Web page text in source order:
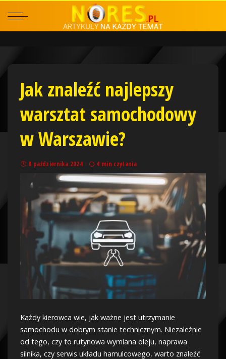
Jak znaleźć najlepszy
warsztat samochodowy
w Warszawie?
8 października 2024 4 min czytania
Każdy kierowca wie, jak ważne jest utrzymanie
samochodu w dobrym stanie technicznym. Niezależnie
od tego, czy to rutynowa wymiana oleju, naprawa
silnika, czy serwis układu hamulcowego, warto znaleźć